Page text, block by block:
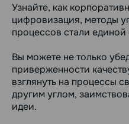
Узнайте, как
цифровизация, методы
процессов стали
Вы можете не только
приверженности
взглянуть на процессы
другим углом,
идеи.